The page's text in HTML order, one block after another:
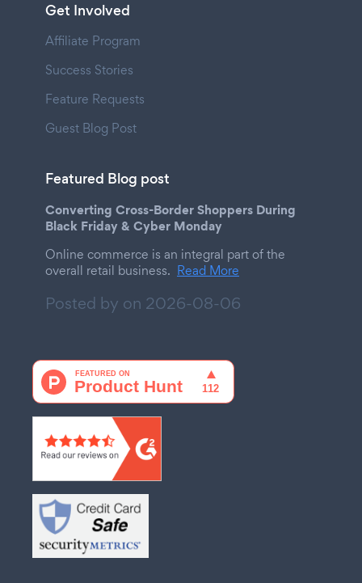
Get Involved
Affiliate Program
Success Stories
Feature Requests
Guest Blog Post
Featured Blog post
Converting Cross-Border Shoppers During
Black Friday & Cyber Monday
Online commerce is an integral part of the
overall retail business. Read More
Posted by on 2026-08-06